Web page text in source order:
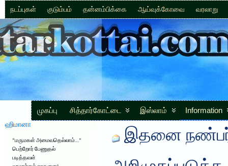
நடப்புகள் குடும்பம் தன்னம்பிக்கை ஆய்வுக்கோவை வரலாறு
முகப்பு சித்தார்கோட்டை இஸ்லாம் Information
ஹிமானா
“மருமகள் அமைவதெல்லாம்…”
பெற்றோர் பேணுதல்
படித்தவள்
இதனை